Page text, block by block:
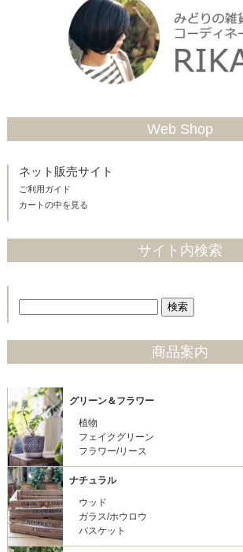
Web Shop
ネット販売サイト
ご利用ガイド
カートの中を見る
サイト内検索
商品案内
グリーン＆フラワー
植物
フェイクグリーン
フラワー/リース
ナチュラル
ウッド
ガラス/ホウロウ
バスケット